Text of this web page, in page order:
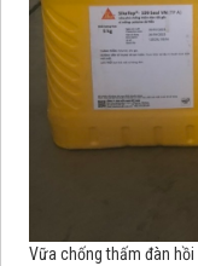
Vữa chống thấm đàn hồi